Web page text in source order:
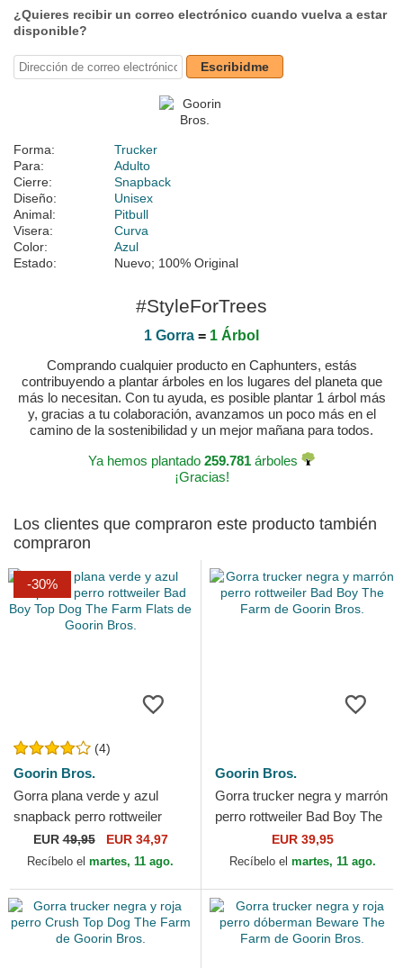
¿Quieres recibir un correo electrónico cuando vuelva a estar
disponible?
Escribidme
Forma:
Trucker
Para:
Adulto
Cierre:
Snapback
Diseño:
Unisex
Animal:
Pitbull
Visera:
Curva
Color:
Azul
Estado:
Nuevo; 100% Original
#StyleForTrees
1 Gorra = 1 Árbol
Comprando cualquier producto en Caphunters, estás
contribuyendo a plantar árboles en los lugares del planeta que
más lo necesitan. Con tu ayuda, es posible plantar 1 árbol más
y, gracias a tu colaboración, avanzamos un poco más en el
camino de la sostenibilidad y un mejor mañana para todos.
Ya hemos plantado 259.781 árboles
¡Gracias!
Los clientes que compraron este producto también
compraron
-30%
(4)
Goorin Bros.
Gorra plana verde y azul
snapback perro rottweiler
Bad Boy Top Dog The Farm
Flats de Goorin Bros.
EUR49,95 EUR 34,97
Recíbelo el martes, 11 ago.
Goorin Bros.
Gorra trucker negra y marrón
perro rottweiler Bad Boy The
Farm de Goorin Bros.
EUR 39,95
Recíbelo el martes, 11 ago.